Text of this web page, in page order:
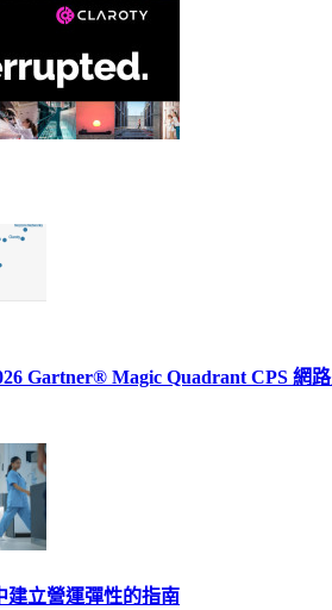
Gartner® Magic Quadrant CPS 網
建立營運彈性的指南